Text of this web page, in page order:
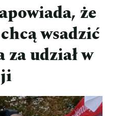
że
wsadzić
udział w